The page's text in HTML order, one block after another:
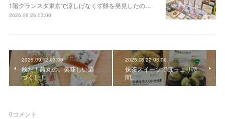
1階グランスタ東京で涼しげなくず餅を発見したの…
2026.06.26 03:00
2025.09.12 03:00
秋だ！茜丸の、美味しい栗
づくし！
2025.08.22 03:00
抹茶スイーツでほっこり時
間。
0コメント